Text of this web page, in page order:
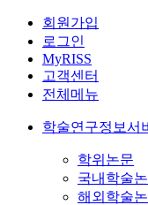
회원가입
로그인
MyRISS
고객센터
전체메뉴
학술연구정보서
학위논문
국내학술
해외학술